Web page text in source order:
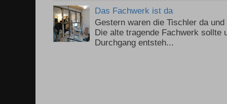
Das Fachwerk ist da
Gestern waren die Tischler da
Die alte tragende Fachwerk sollte
Durchgang entsteh...